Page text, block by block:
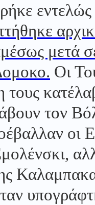
εντελώς
μετά
Οι
τους
τον
οι